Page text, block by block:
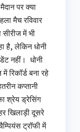
पर क्या
मैच रविवार
में भी
है, लेकिन धोनी
नहीं। धोनी
रिकॉर्ड बना रहे
कप्‍तानी
श्रेय ड्रेसिंग
खिलाड़ी दूसरे
ट्रॉफी में